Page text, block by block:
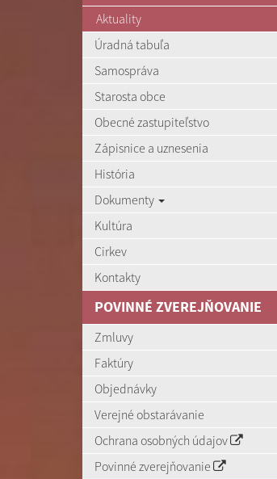
Aktuality
Úradná tabuľa
Samospráva
Starosta obce
Obecné zastupiteľstvo
Zápisnice a uznesenia
História
Dokumenty
Kultúra
Cirkev
Kontakty
POVINNÉ ZVEREJŇOVANIE
Zmluvy
Faktúry
Objednávky
Verejné obstarávanie
Ochrana osobných údajov
Povinné zverejňovanie